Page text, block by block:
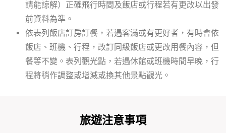
請能諒解）正確飛行時間及飯店或行程若有更改以出發
前資料為準。
依表列飯店訂房訂餐，若遇客滿或有更好者，有時會依
飯店、班機、行程，改訂同級飯店或更改用餐內容，但
餐等不變。表列觀光點，若遇休館或班機時間早晚，行
程將稍作調整或增減或換其他景點觀光。
旅遊注意事項